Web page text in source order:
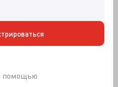
помощью
пальца, расположенные
хотя средний палец
в процесс. Лишь в
большой и